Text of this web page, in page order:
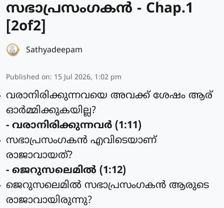
സഭാപ്രസംഗകൻ - Chap.1
[2of2]
Sathyadeepam
Published on: 15 Jul 2026, 1:02 pm
വരാനിരിക്കുന്നവയെ അവക്ക് ശേഷം ആര്
ഓര്‍മ്മിക്കുകയില്ല?
- വരാനിരിക്കുന്നവര്‍ (1:11)
സഭാപ്രസംഗകന്‍ എവിടെയാണ്
രാജാവായത്?
- ജെറുസലെമില്‍ (1:12)
ജെറുസലെമില്‍ സഭാപ്രസംഗകന്‍ ആരുടെ
രാജാവായിരുന്നു?